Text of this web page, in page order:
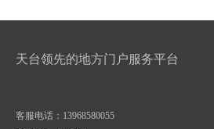
天台领先的地方门户服务平台
客服电话：13968580055